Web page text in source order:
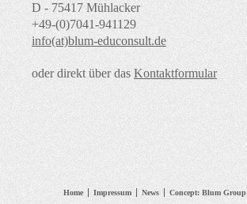
D - 75417 Mühlacker
+49-(0)7041-941129
info(at)blum-educonsult.de
oder direkt über das Kontaktformular
Home Impressum News Concept: Blum Group